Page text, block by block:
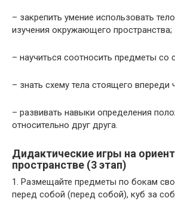
– закрепить умение использовать
изучения окружающего пространства;
– научиться соотносить предметы со
– знать схему тела стоящего впереди
– развивать навыки определения
относительно друг друга.
Дидактические игры на
пространстве (3 этап)
1. Размещайте предметы по бокам
перед собой (перед собой), куб за